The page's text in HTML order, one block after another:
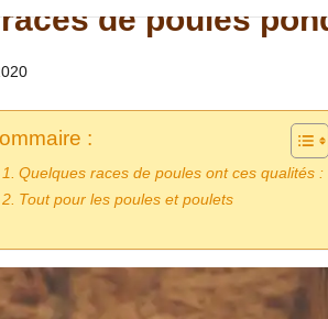
de poules
:
Quelques races de poules ont ces qualités :
Tout pour les poules et poulets